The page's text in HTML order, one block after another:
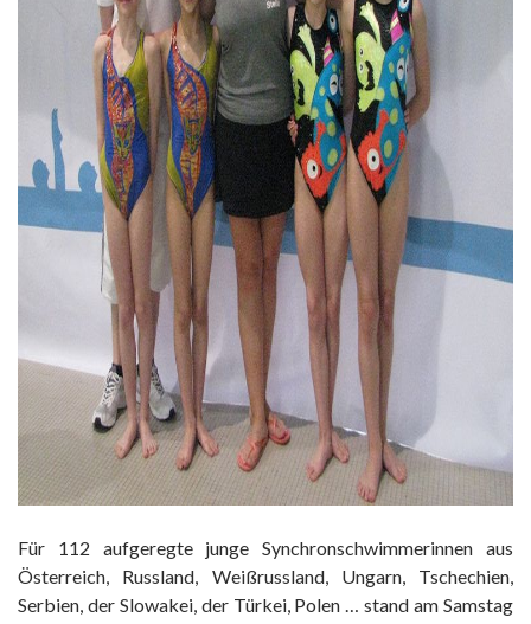
Für 112 aufgeregte junge Synchronschwimmerinnen aus
Österreich, Russland, Weißrussland, Ungarn, Tschechien,
Serbien, der Slowakei, der Türkei, Polen … stand am Samstag